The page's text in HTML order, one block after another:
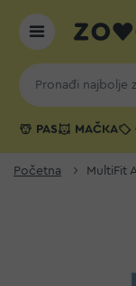
PAS MAČKA
Početna MultiFit